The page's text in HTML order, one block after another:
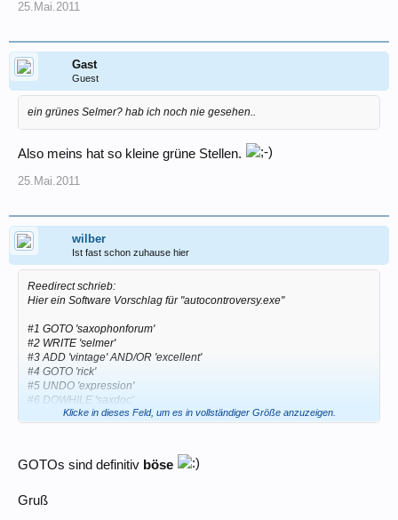
25.Mai.2011
Gast
Guest
ein grünes Selmer? hab ich noch nie gesehen..
Also meins hat so kleine grüne Stellen.
25.Mai.2011
wilber
Ist fast schon zuhause hier
Reedirect schrieb:
Hier ein Software Vorschlag für "autocontroversy.exe"
#1 GOTO 'saxophonforum'
#2 WRITE 'selmer'
#3 ADD 'vintage' AND/OR 'excellent'
#4 GOTO 'rick'
#5 UNDO 'expression'
#6 DOWHILE 'saxdoc'
#7 UNWRITE 'expert'
#10 ADD 'cheap labor'
#11 ERASE 'expert'
#13 PRINT 'superstitious'
Klicke in dieses Feld, um es in vollständiger Größe anzuzeigen.
GOTOs sind definitiv böse
Gruß